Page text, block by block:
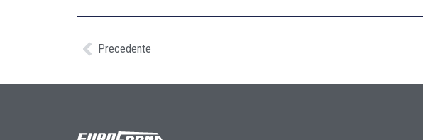
Precedente